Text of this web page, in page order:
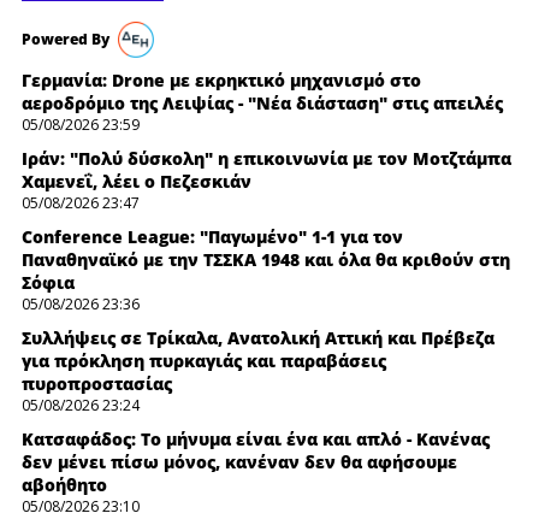
Γερμανία: Drone με εκρηκτικό μηχανισμό στο
αεροδρόμιο της Λειψίας - "Νέα διάσταση" στις απειλές
05/08/2026 23:59
Ιράν: "Πολύ δύσκολη" η επικοινωνία με τον Μοτζτάμπα
Χαμενεΐ, λέει ο Πεζεσκιάν
05/08/2026 23:47
Conference League: "Παγωμένο" 1-1 για τον
Παναθηναϊκό με την ΤΣΣΚΑ 1948 και όλα θα κριθούν στη
Σόφια
05/08/2026 23:36
Συλλήψεις σε Τρίκαλα, Ανατολική Αττική και Πρέβεζα
για πρόκληση πυρκαγιάς και παραβάσεις
πυροπροστασίας
05/08/2026 23:24
Κατσαφάδος: Το μήνυμα είναι ένα και απλό - Κανένας
δεν μένει πίσω μόνος, κανέναν δεν θα αφήσουμε
αβοήθητο
05/08/2026 23:10